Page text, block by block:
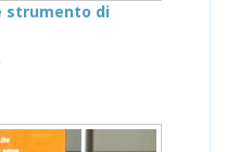
strumento di